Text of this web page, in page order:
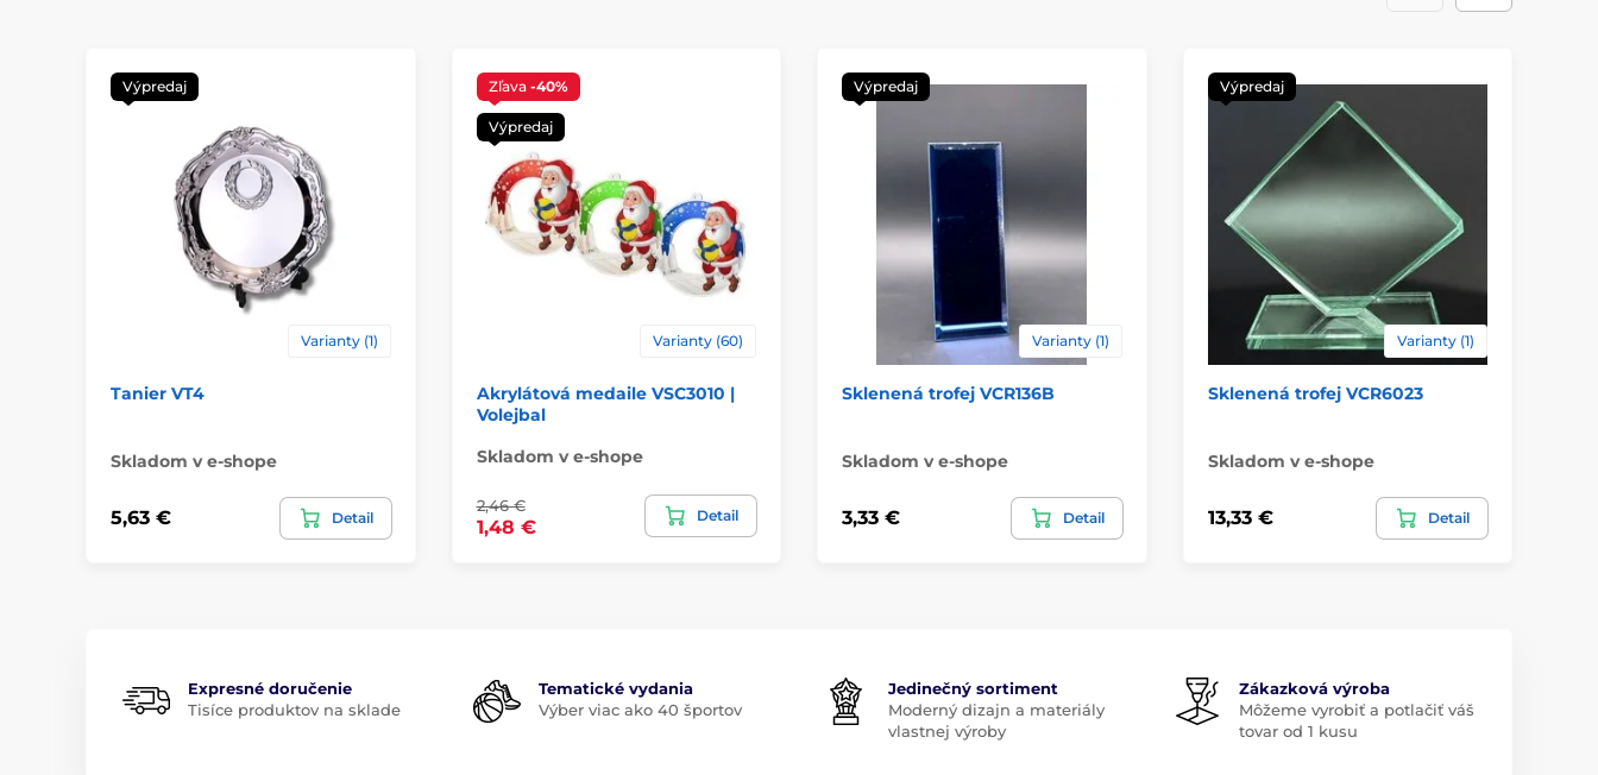
Výpredaj
Varianty (1)
Tanier VT4
Skladom v e-shope
5,63 € Detail
Zľava -40%
Výpredaj
Varianty (60)
Akrylátová medaile VSC3010 |
Volejbal
Skladom v e-shope
2,46 €
1,48 €
Detail
Výpredaj
Varianty (1)
Sklenená trofej VCR136B
Skladom v e-shope
3,33 € Detail
Výpredaj
Varianty (1)
Sklenená trofej VCR6023
Skladom v e-shope
13,33 € Detail
Expresné doručenie
Tisíce produktov na sklade
Tematické vydania
Výber viac ako 40 športov
Jedinečný sortiment
Moderný dizajn a materiály
vlastnej výroby
Zákazková výroba
Môžeme vyrobiť a potlačiť váš
tovar od 1 kusu